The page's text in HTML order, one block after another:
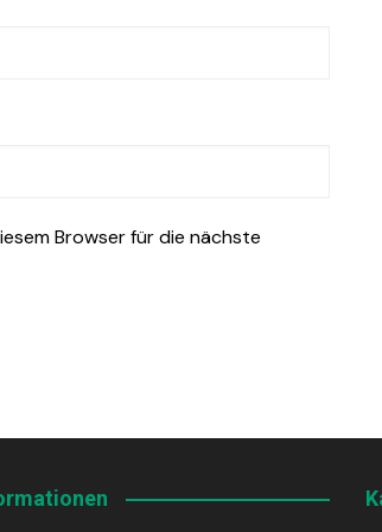
Browser für die nächste